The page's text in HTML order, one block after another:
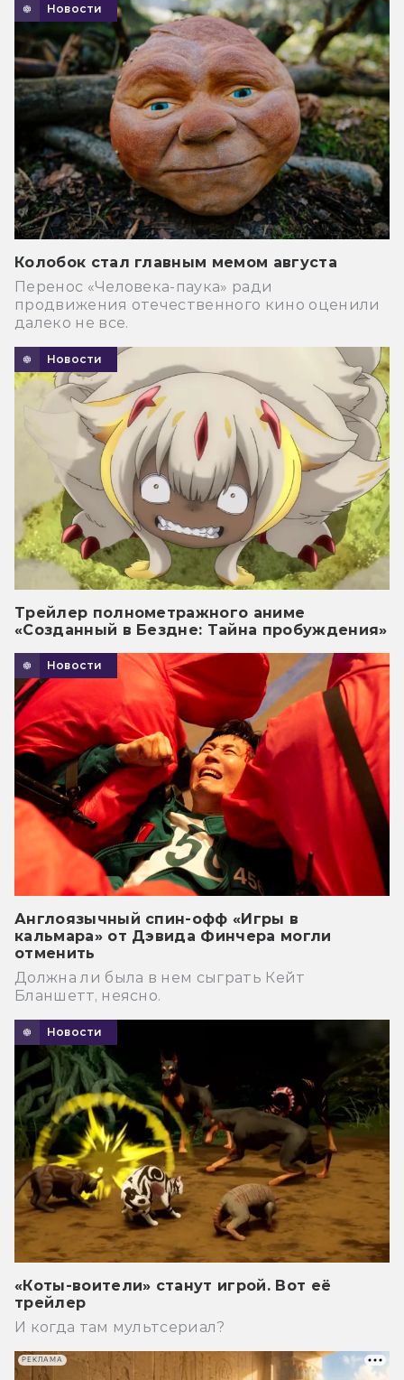
Новости
Колобок стал главным мемом августа
Перенос «Человека-паука» ради
продвижения отечественного кино оценили
далеко не все.
Новости
Трейлер полнометражного аниме
«Созданный в Бездне: Тайна пробуждения»
Новости
Англоязычный спин-офф «Игры в
кальмара» от Дэвида Финчера могли
отменить
Должна ли была в нем сыграть Кейт
Бланшетт, неясно.
Новости
«Коты-воители» станут игрой. Вот её
трейлер
И когда там мультсериал?
РЕКЛАМА